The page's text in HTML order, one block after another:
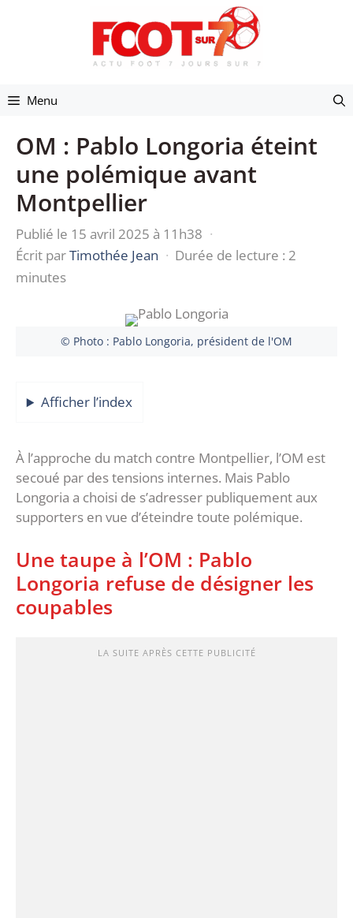
Menu
OM : Pablo Longoria éteint
une polémique avant
Montpellier
Publié le 15 avril 2025 à 11h38 ·
Écrit parTimothée Jean · Durée de lecture : 2
minutes
© Photo : Pablo Longoria, président de l'OM
Afficher l’index
À l’approche du match contre Montpellier, l’OM est
secoué par des tensions internes. Mais Pablo
Longoria a choisi de s’adresser publiquement aux
supporters en vue d’éteindre toute polémique.
Une taupe à l’OM : Pablo
Longoria refuse de désigner les
coupables
LA SUITE APRÈS CETTE PUBLICITÉ